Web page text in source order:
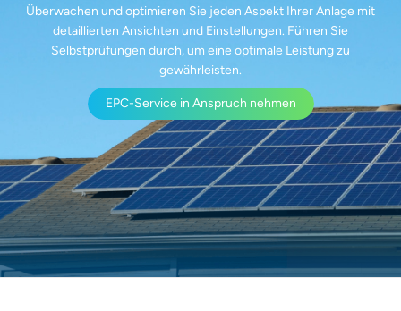
EPC-Service in Anspruch nehmen
Überwachen und optimieren Sie jeden Aspekt Ihrer Anlage mit
detaillierten Ansichten und Einstellungen. Führen Sie
Selbstprüfungen durch, um eine optimale Leistung zu
gewährleisten.